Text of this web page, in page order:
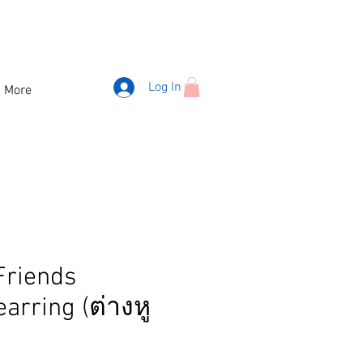
More Log In
(ต่างหู